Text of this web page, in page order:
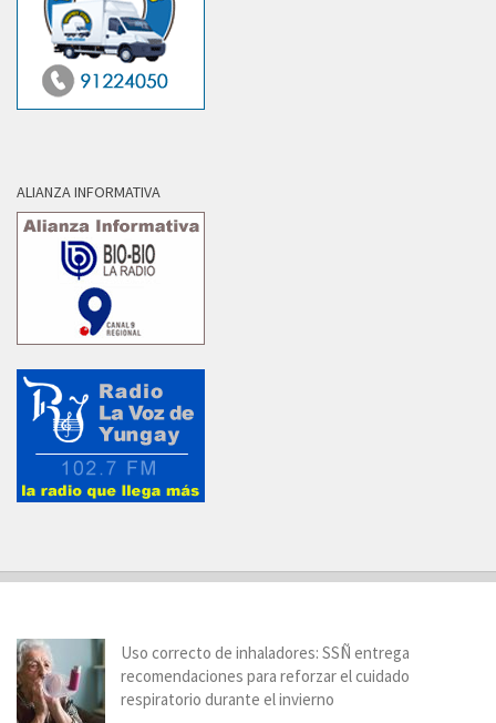
ALIANZA INFORMATIVA
Uso correcto de inhaladores: SSÑ entrega
recomendaciones para reforzar el cuidado
respiratorio durante el invierno